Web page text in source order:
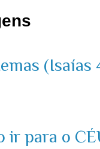
(Isaías
ir para o